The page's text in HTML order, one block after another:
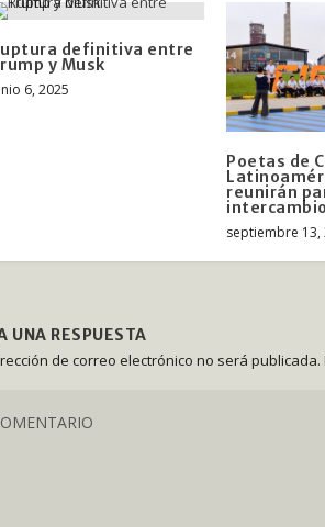
definitiva entre
y Musk
6, 2025
Poetas de
reunirán
septiembre 13,
UNA RESPUESTA
de correo electrónico no será publicada.